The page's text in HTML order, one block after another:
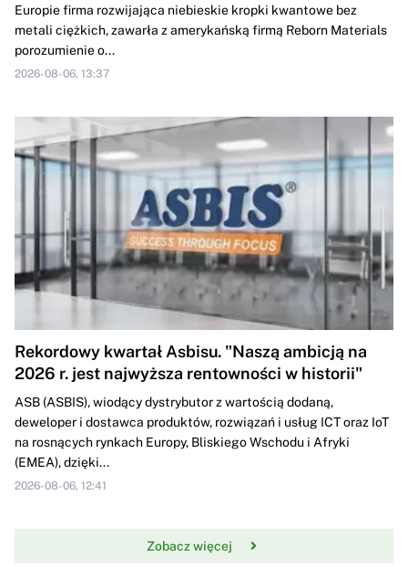
Europie firma rozwijająca niebieskie kropki kwantowe bez
metali ciężkich, zawarła z amerykańską firmą Reborn Materials
porozumienie o...
2026-08-06, 13:37
Rekordowy kwartał Asbisu. "Naszą ambicją na
2026 r. jest najwyższa rentowności w historii"
ASB (ASBIS), wiodący dystrybutor z wartością dodaną,
deweloper i dostawca produktów, rozwiązań i usług ICT oraz IoT
na rosnących rynkach Europy, Bliskiego Wschodu i Afryki
(EMEA), dzięki...
2026-08-06, 12:41
Zobacz więcej